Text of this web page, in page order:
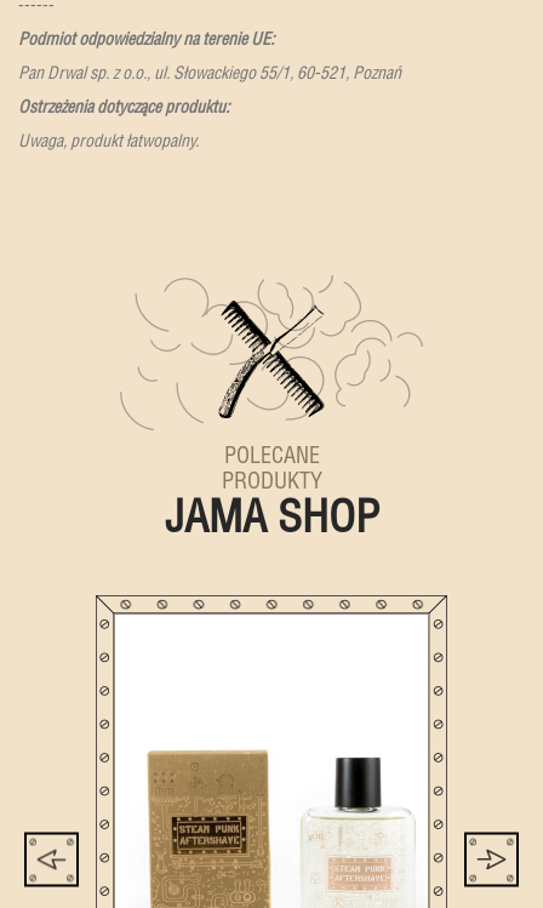
------
Podmiot odpowiedzialny na terenie UE:
Pan Drwal sp. z o.o., ul. Słowackiego 55/1, 60-521, Poznań
Ostrzeżenia dotyczące produktu:
Uwaga, produkt łatwopalny.
POLECANE
PRODUKTY
JAMA SHOP